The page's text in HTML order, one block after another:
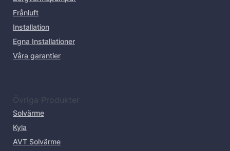
Frånluft
Installation
Egna Installationer
Våra garantier
Övriga Produkter
Solvärme
Kyla
AVT Solvärme